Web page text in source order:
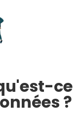
ce
?